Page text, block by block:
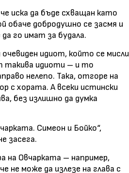
иска да бъде схващан като
обаче добродушно се засмя и
го имат за будала.
идиот, който се мисли
такива идиоти – и то
нелепо. Така, отгоре на
с хората. А всеки истински
без излишно да думка
Симеон и Бойко“,
засега.
на Овчарката – например,
не може да излезе на глава с